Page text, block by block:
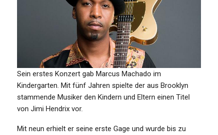
Sein erstes Konzert gab Marcus Machado im
Kindergarten. Mit fünf Jahren spielte der aus Brooklyn
stammende Musiker den Kindern und Eltern einen Titel
von Jimi Hendrix vor.
Mit neun erhielt er seine erste Gage und wurde bis zu